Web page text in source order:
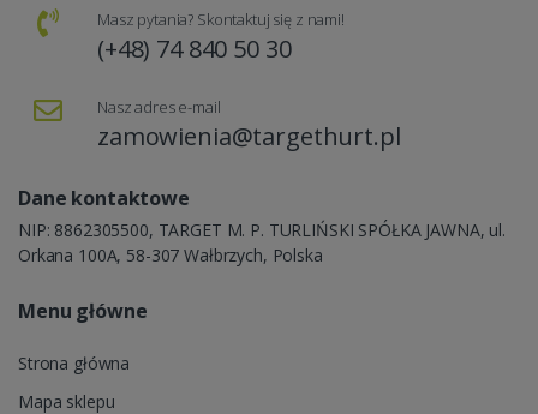
Masz pytania? Skontaktuj się z nami!
(+48) 74 840 50 30
Nasz adres e-mail
zamowienia@targethurt.pl
Dane kontaktowe
NIP: 8862305500, TARGET M. P. TURLIŃSKI SPÓŁKA JAWNA, ul.
Orkana 100A, 58-307 Wałbrzych, Polska
Menu główne
Strona główna
Mapa sklepu